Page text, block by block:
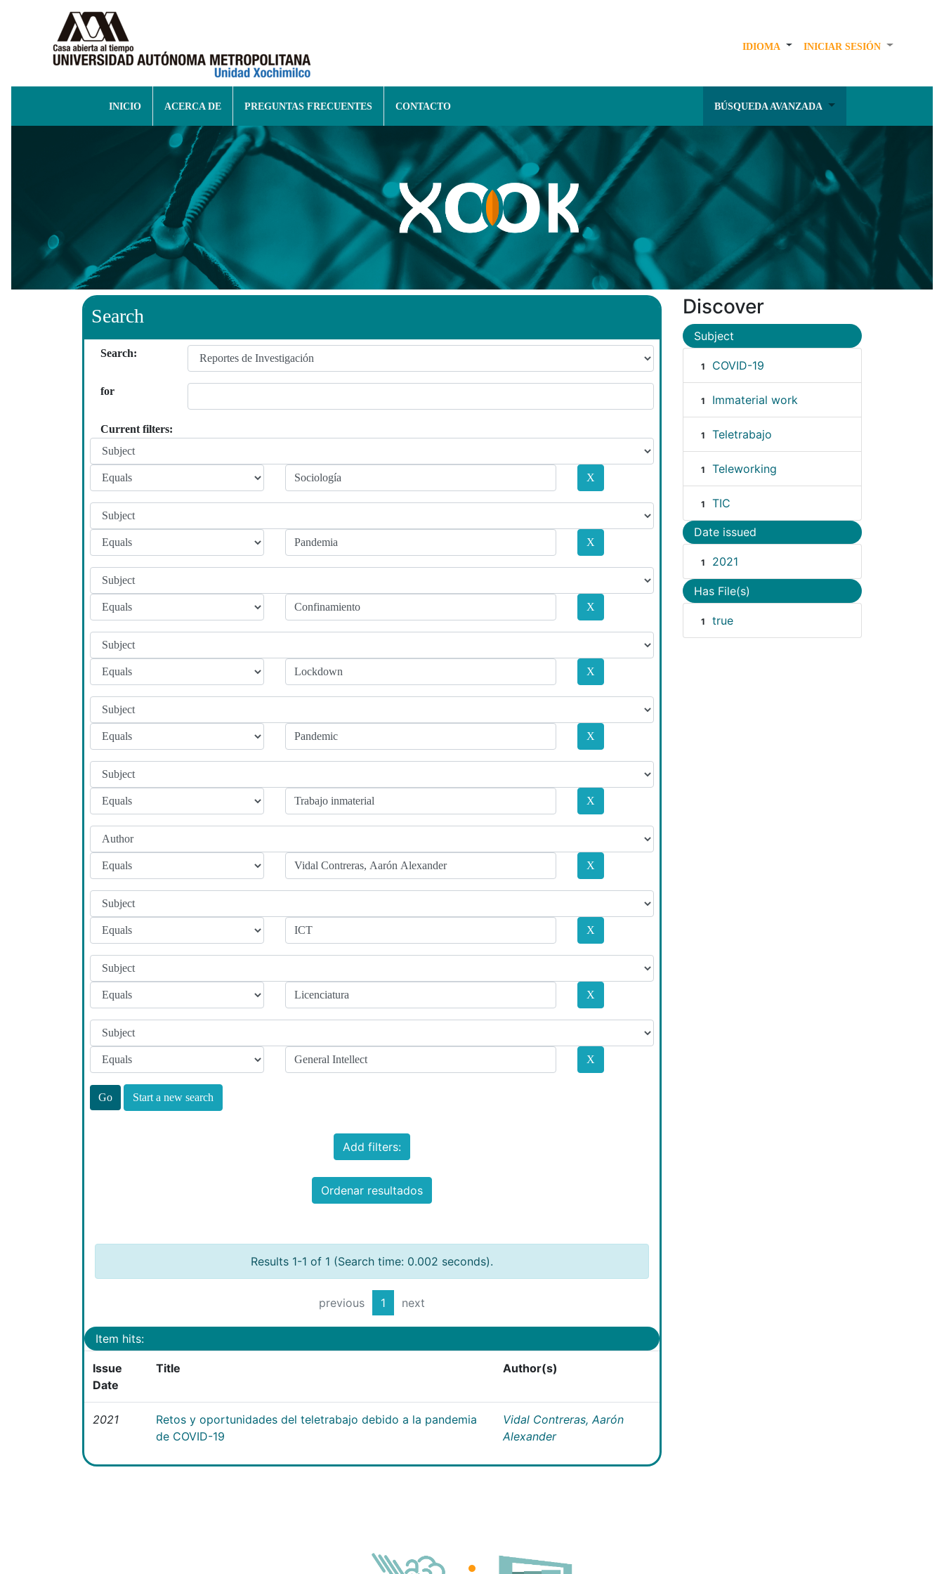
IDIOMA INICIAR SESIÓN
INICIO ACERCA DE PREGUNTAS FRECUENTES CONTACTO BÚSQUEDA AVANZADA
Search
Search:
for
Current filters:
Start a new search
Add filters:
Ordenar resultados
Results 1-1 of 1 (Search time: 0.002 seconds).
previous 1 next
Item hits:
Issue
Date
Title Author(s)
2021
Retos y oportunidades del teletrabajo debido a la pandemia
de COVID-19
Vidal Contreras, Aarón
Alexander
Discover
Subject
1 COVID-19
1 Immaterial work
1 Teletrabajo
1 Teleworking
1 TIC
Date issued
1 2021
Has File(s)
1 true